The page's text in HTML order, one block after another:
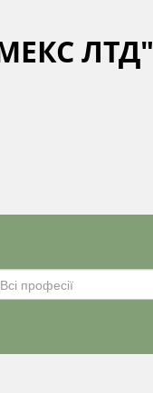
ЛТД"
Всі професії